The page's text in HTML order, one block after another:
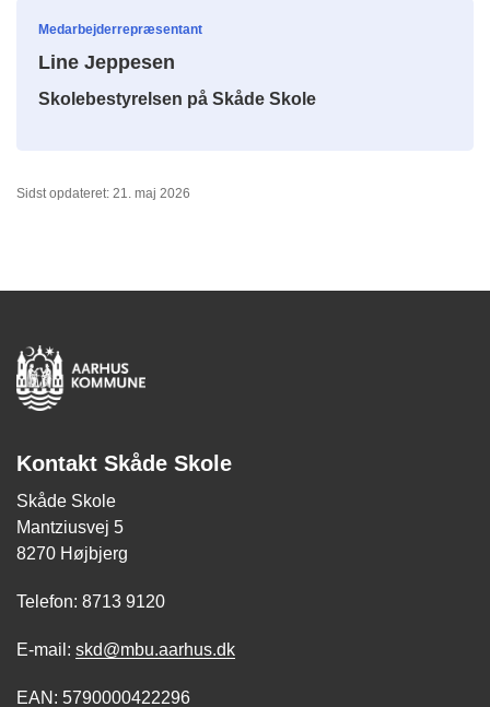
Medarbejderrepræsentant
Line Jeppesen
Skolebestyrelsen på Skåde Skole
Sidst opdateret: 21. maj 2026
Kontakt Skåde Skole
Skåde Skole
Mantziusvej 5
8270 Højbjerg
Telefon: 8713 9120
E-mail: skd@mbu.aarhus.dk
EAN: 5790000422296